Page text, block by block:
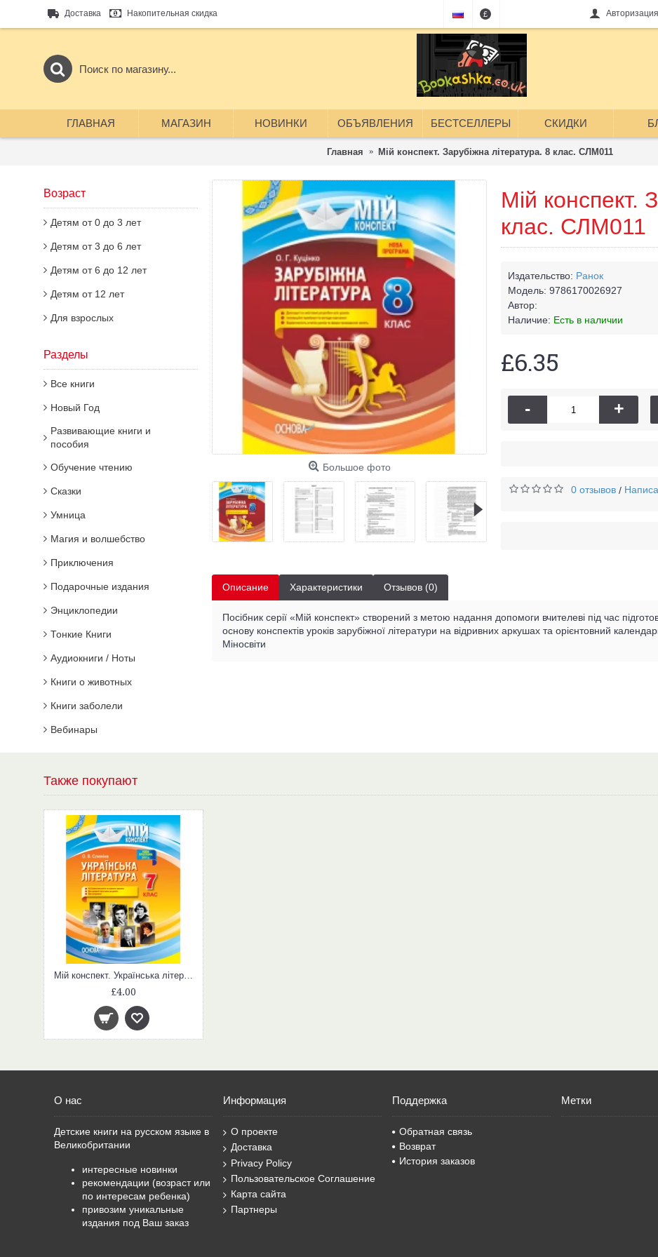
Доставка Накопительная скидка £ Авторизация
ГЛАВНАЯ МАГАЗИН НОВИНКИ ОБЪЯВЛЕНИЯ БЕСТСЕЛЛЕРЫ СКИДКИ
Главная Мій конспект. Зарубіжна література. 8 клас. СЛМ011
Возраст
Детям от 0 до 3 лет
Детям от 3 до 6 лет
Детям от 6 до 12 лет
Детям от 12 лет
Для взрослых
Разделы
Все книги
Новый Год
Развивающие книги и
пособия
Обучение чтению
Сказки
Умница
Магия и волшебство
Приключения
Подарочные издания
Энциклопедии
Тонкие Книги
Аудиокниги / Ноты
Книги о животных
Книги заболели
Вебинары
Большое фото
Мій конспект.
клас. СЛМ011
Издательство: Ранок
Модель: 9786170026927
Автор:
Наличие: Есть в наличии
£6.35
- +
0 отзывов /
Описание Характеристики Отзывов (0)
Посібник серії «Мій конспект» створений з метою надання допомоги вчителеві під час
основу конспектів уроків зарубіжної літератури на відривних аркушах та орієнтовний
Міносвіти
Также покупают
Мій конспект. Українська література. 7клас. УММ054
£4.00
О нас
Детские книги на русском языке в
Великобритании
интересные новинки
рекомендации (возраст или
по интересам ребенка)
привозим уникальные
издания под Ваш заказ
Информация
О проекте
Доставка
Privacy Policy
Пользовательское Соглашение
Карта сайта
Партнеры
Поддержка
Обратная связь
Возврат
История заказов
Метки